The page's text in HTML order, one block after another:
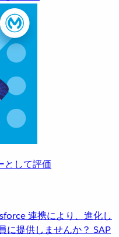
として評価
連携により、進化し
に提供しませんか？ SAP